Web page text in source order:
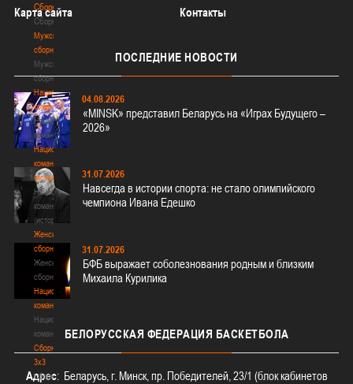
Сборные
Сборные
Мужские
сборные
Мужские
сборные
Национальная
команда
Национальная
команда
Национальная
команда
(история)
Национальная
команда
(история)
Женские
сборные
Женские
сборные
Национальная
команда
Национальная
команда
Сборные
3х3
Сборные
Карта сайта
Контакты
ПОСЛЕДНИЕ НОВОСТИ
04.08.2026
«MINSK» представил Беларусь на «Играх Будущего –
2026»
31.07.2026
Навсегда в истории спорта: не стало олимпийского
чемпиона Ивана Едешко
31.07.2026
БФБ выражает соболезнования родным и близким
Михаила Курилика
БЕЛОРУССКАЯ ФЕДЕРАЦИЯ БАСКЕТБОЛА
Адрес: Беларусь, г. Минск, пр. Победителей, 23/1 (блок кабинетов